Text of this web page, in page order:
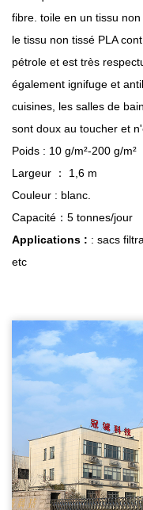
fibre. toile en un tissu
le tissu non tissé PLA
pétrole et est très
également ignifuge et
cuisines, les salles de
sont doux au toucher et
Poids : 10 g/m²-200 g/m²
Largeur ： 1,6 m
Couleur : blanc.
Capacité：5 tonnes/jour
Applications : : sacs
etc